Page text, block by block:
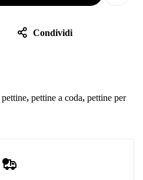
Condividi
pettine, pettine a coda, pettine per